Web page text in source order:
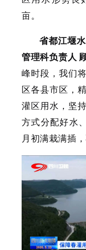
亩。
省都江堰
管理科负责人
峰时段，我们
区各县市区，
灌区用水，坚
方式分配好水
月初满栽满插